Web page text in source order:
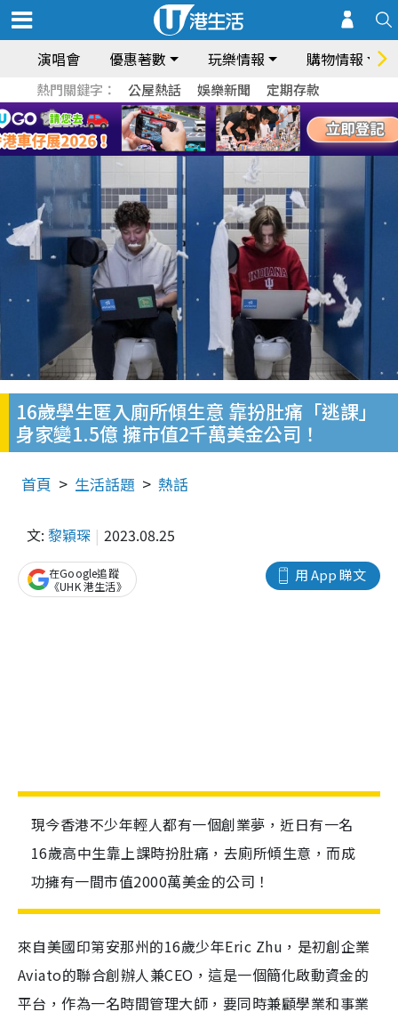
演唱會 優惠著數 玩樂情報 購物情報
熱門關鍵字： 公屋熱話 娛樂新聞 定期存款
16歲學生匿入廁所傾生意 靠扮肚痛「逃課」
身家變1.5億 擁市值2千萬美金公司！
首頁 生活話題 熱話
文: 黎穎琛 2023.08.25
用 App 睇文
在Google追蹤
《UHK 港生活》
現今香港不少年輕人都有一個創業夢，近日有一名
16歲高中生靠上課時扮肚痛，去廁所傾生意，而成
功擁有一間市值2000萬美金的公司！
來自美國印第安那州的16歲少年Eric Zhu，是初創企業
Aviato的聯合創辦人兼CEO，這是一個簡化啟動資金的
平台，作為一名時間管理大師，要同時兼顧學業和事業